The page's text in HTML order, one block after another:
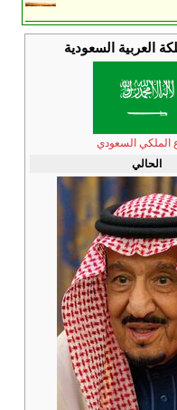
العربية السعودية
الملكي السعودي
الحالي